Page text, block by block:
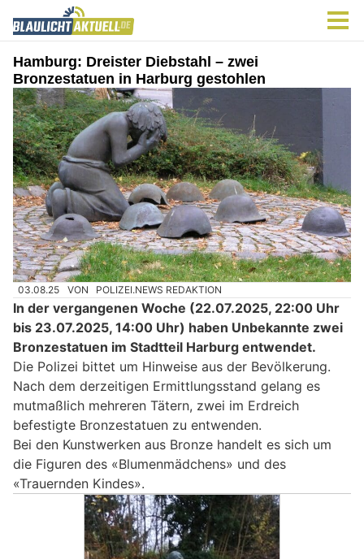
Hamburg: Dreister Diebstahl – zwei
Bronzestatuen in Harburg gestohlen
03.08.25 VON POLIZEI.NEWS REDAKTION
In der vergangenen Woche (22.07.2025, 22:00 Uhr
bis 23.07.2025, 14:00 Uhr) haben Unbekannte zwei
Bronzestatuen im Stadtteil Harburg entwendet.
Die Polizei bittet um Hinweise aus der Bevölkerung.
Nach dem derzeitigen Ermittlungsstand gelang es
mutmaßlich mehreren Tätern, zwei im Erdreich
befestigte Bronzestatuen zu entwenden.
Bei den Kunstwerken aus Bronze handelt es sich um
die Figuren des «Blumenmädchens» und des
«Trauernden Kindes».